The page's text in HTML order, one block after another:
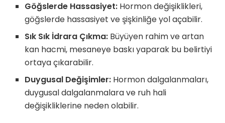
Göğslerde Hassasiyet: Hormon değişiklikleri,
göğslerde hassasiyet ve şişkinliğe yol açabilir.
Sık Sık İdrara Çıkma: Büyüyen rahim ve artan
kan hacmi, mesaneye baskı yaparak bu belirtiyi
ortaya çıkarabilir.
Duygusal Değişimler: Hormon dalgalanmaları,
duygusal dalgalanmalara ve ruh hali
değişikliklerine neden olabilir.